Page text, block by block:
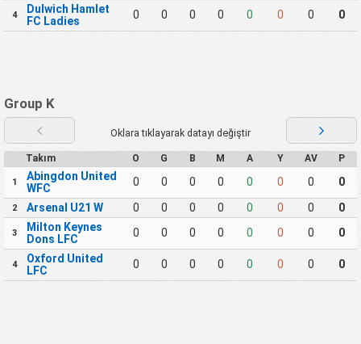
4
Dulwich Hamlet
FC Ladies
0 0 0 0 0 0 0 0
Group K
Oklara tıklayarak datayı değiştir
Takım O G B M A Y AV P
1
Abingdon United
WFC
0 0 0 0 0 0 0 0
2 Arsenal U21 W 0 0 0 0 0 0 0 0
3
Milton Keynes
Dons LFC
0 0 0 0 0 0 0 0
4
Oxford United
LFC
0 0 0 0 0 0 0 0